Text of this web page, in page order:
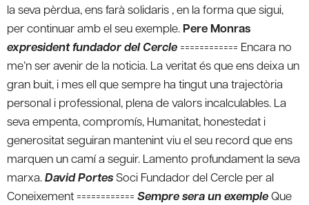
la seva pèrdua, ens farà solidaris , en la forma que sigui,
per continuar amb el seu exemple. Pere Monras
expresident fundador del Cercle ============ Encara no
me’n ser avenir de la noticia. La veritat és que ens deixa un
gran buit, i mes ell que sempre ha tingut una trajectòria
personal i professional, plena de valors incalculables. La
seva empenta, compromís, Humanitat, honestedat i
generositat seguiran mantenint viu el seu record que ens
marquen un camí a seguir. Lamento profundament la seva
marxa.David PortesSoci Fundador del Cercle per al
Coneixement ============ Sempre sera un exempleQue